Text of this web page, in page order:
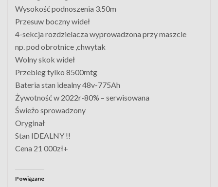
Wysokość podnoszenia 3.50m
Przesuw boczny wideł
4-sekcja rozdzielacza wyprowadzona przy maszcie
np. pod obrotnice ,chwytak
Wolny skok wideł
Przebieg tylko 8500mtg
Bateria stan idealny 48v-775Ah
Żywotność w 2022r-80% – serwisowana
Świeżo sprowadzony
Oryginał
Stan IDEALNY !!
Cena 21 000zł+
Powiązane